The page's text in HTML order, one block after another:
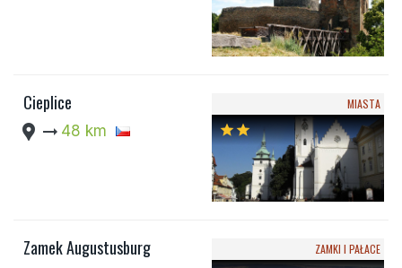
Cieplice
location_pin arrow_right_alt 48 km
MIASTA
starstar
Zamek Augustusburg ZAMKI I PAŁACE